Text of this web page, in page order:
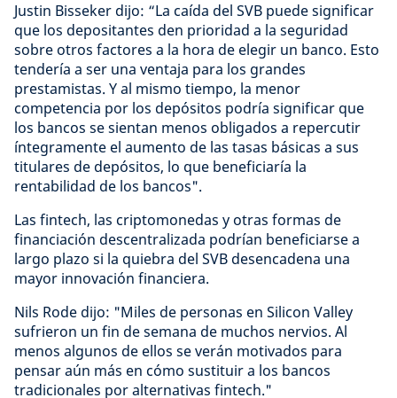
Justin Bisseker dijo: “La caída del SVB puede significar
que los depositantes den prioridad a la seguridad
sobre otros factores a la hora de elegir un banco. Esto
tendería a ser una ventaja para los grandes
prestamistas. Y al mismo tiempo, la menor
competencia por los depósitos podría significar que
los bancos se sientan menos obligados a repercutir
íntegramente el aumento de las tasas básicas a sus
titulares de depósitos, lo que beneficiaría la
rentabilidad de los bancos".
Las fintech, las criptomonedas y otras formas de
financiación descentralizada podrían beneficiarse a
largo plazo si la quiebra del SVB desencadena una
mayor innovación financiera.
Nils Rode dijo: "Miles de personas en Silicon Valley
sufrieron un fin de semana de muchos nervios. Al
menos algunos de ellos se verán motivados para
pensar aún más en cómo sustituir a los bancos
tradicionales por alternativas fintech."